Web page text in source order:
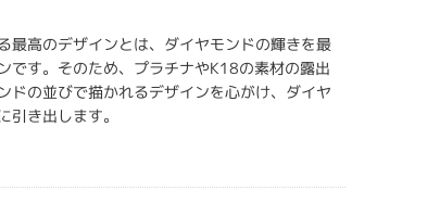
最高のデザインとは、ダイヤモンドの輝きを最
です。そのため、プラチナやK18の素材の露出
ドの並びで描かれるデザインを心がけ、ダイヤ
引き出します。